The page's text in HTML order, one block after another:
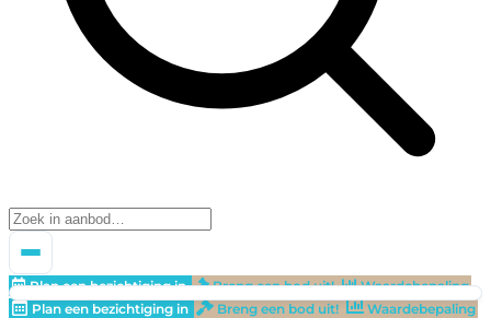
Plan een bezichtiging in Breng een bod uit!
Waardebepaling
Plan een bezichtiging in
Breng een bod uit! Waardebepaling